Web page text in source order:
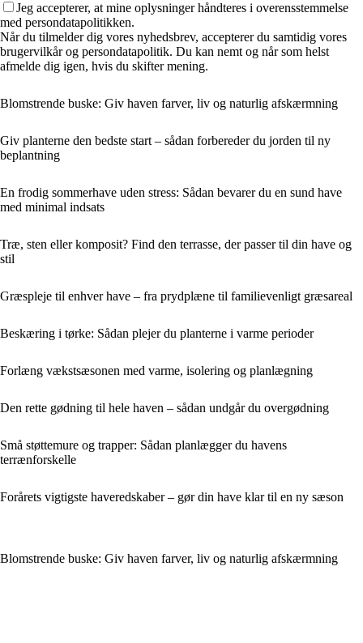
Jeg accepterer, at mine oplysninger håndteres i overensstemmelse
med persondatapolitikken.
Når du tilmelder dig vores nyhedsbrev, accepterer du samtidig vores
brugervilkår og persondatapolitik. Du kan nemt og når som helst
afmelde dig igen, hvis du skifter mening.
Blomstrende buske: Giv haven farver, liv og naturlig afskærmning
Giv planterne den bedste start – sådan forbereder du jorden til ny
beplantning
En frodig sommerhave uden stress: Sådan bevarer du en sund have
med minimal indsats
Træ, sten eller komposit? Find den terrasse, der passer til din have og
stil
Græspleje til enhver have – fra prydplæne til familievenligt græsareal
Beskæring i tørke: Sådan plejer du planterne i varme perioder
Forlæng vækstsæsonen med varme, isolering og planlægning
Den rette gødning til hele haven – sådan undgår du overgødning
Små støttemure og trapper: Sådan planlægger du havens
terrænforskelle
Forårets vigtigste haveredskaber – gør din have klar til en ny sæson
Blomstrende buske: Giv haven farver, liv og naturlig afskærmning